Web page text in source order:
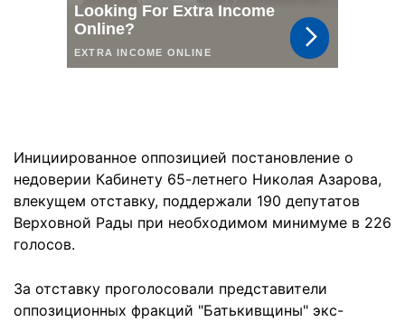
Инициированное оппозицией постановление о
недоверии Кабинету 65-летнего Николая Азарова,
влекущем отставку, поддержали 190 депутатов
Верховной Рады при необходимом минимуме в 226
голосов.
За отставку проголосовали представители
оппозиционных фракций "Батькивщины" экс-